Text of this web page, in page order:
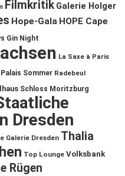
Filmkritik Galerie Holger
Hope-Gala HOPE Cape
Gin Night
La Saxe à Paris
Palais Sommer Radebeul
Schloss Moritzburg
Dresden
Galerie Dresden Thalia
Top Lounge Volksbank
Rügen